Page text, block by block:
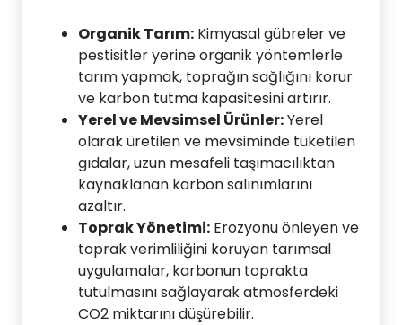
Organik Tarım: Kimyasal gübreler ve
pestisitler yerine organik yöntemlerle
tarım yapmak, toprağın sağlığını korur
ve karbon tutma kapasitesini artırır.
Yerel ve Mevsimsel Ürünler:Yerel
olarak üretilen ve mevsiminde tüketilen
gıdalar, uzun mesafeli taşımacılıktan
kaynaklanan karbon salınımlarını
azaltır.
Toprak Yönetimi: Erozyonu önleyen ve
toprak verimliliğini koruyan tarımsal
uygulamalar, karbonun toprakta
tutulmasını sağlayarak atmosferdeki
CO2 miktarını düşürebilir.